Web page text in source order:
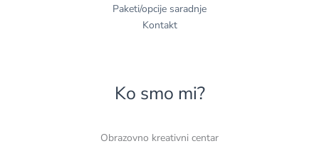
Paketi/opcije saradnje
Kontakt
Ko smo mi?
Obrazovno kreativni centar